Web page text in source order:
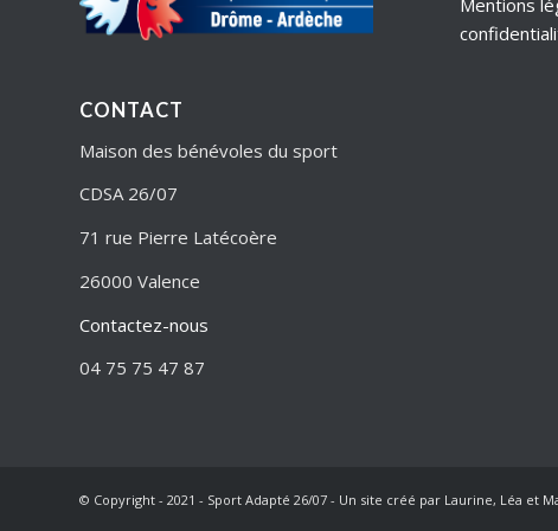
CONTACT
Maison des bénévoles du sport
CDSA 26/07
71 rue Pierre Latécoère
26000 Valence
Contactez-nous
04 75 75 47 87
© Copyright - 2021 - Sport Adapté 26/07 - Un site créé par Laurine, Léa et